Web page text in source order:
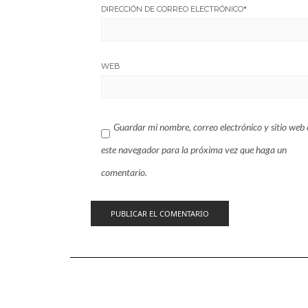
DIRECCIÓN DE CORREO ELECTRÓNICO*
WEB
Guardar mi nombre, correo electrónico y sitio web
este navegador para la próxima vez que haga un
comentario.